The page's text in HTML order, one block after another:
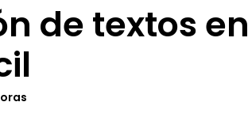
de textos en